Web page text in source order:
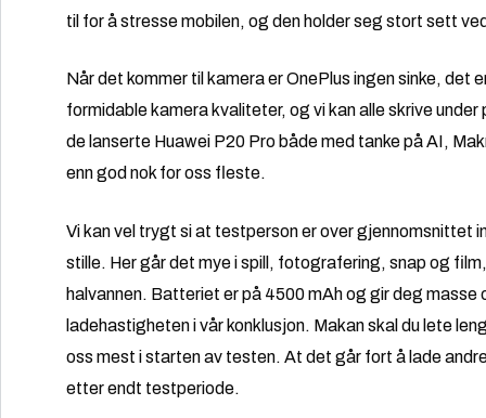
til for å stresse mobilen, og den holder seg stort sett
Når det kommer til kamera er OnePlus ingen sinke,
formidable kamera kvaliteter, og vi kan alle skrive
de lanserte Huawei P20 Pro både med tanke på AI,
enn god nok for oss fleste.
Vi kan vel trygt si at testperson er over
stille. Her går det mye i spill, fotografering, snap og
halvannen. Batteriet er på 4500 mAh og gir deg masse
ladehastigheten i vår konklusjon. Makan skal du lete
oss mest i starten av testen. At det går fort å lade
etter endt testperiode.